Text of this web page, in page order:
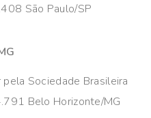
São Paulo/SP
Sociedade Brasileira
Belo Horizonte/MG